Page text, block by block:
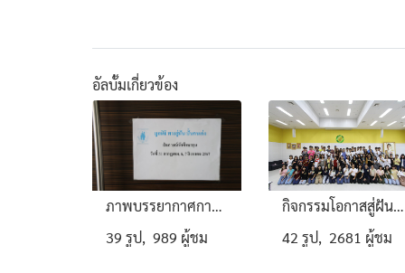
อัลบั้มเกี่ยวข้อง
ภาพบรรยากาศการสัมภาษณ์คัดเลือกนักศึกษาทุนประจำปี 2567
39 รูป, 989 ผู้ชม
กิจกรรมโอกาสสู่ฝัน ยิ่งให้ยิ่งได้ ปีที่ 3
42 รูป, 2681 ผู้ชม